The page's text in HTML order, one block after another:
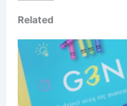
Related